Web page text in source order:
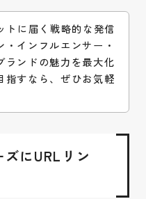
トに届く戦略的な発信
インフルエンサー・
ランドの魅力を最大化
指すなら、ぜひお気軽
にURLリン